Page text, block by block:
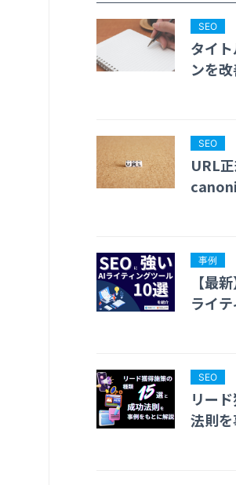
SEO
タイ
ンを
SEO
URL
事例
【最
ライ
SEO
リー
法則